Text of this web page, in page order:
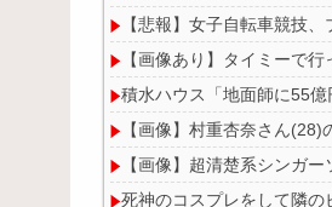
【悲報】女子自転車競技
【画像あり】タイミーで
積水ハウス「地面師に55
【画像】村重杏奈さん
【画像】超清楚系シンガ
死神のコスプレをして隣の